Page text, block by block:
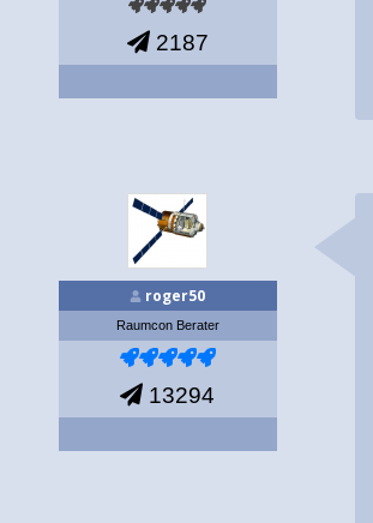
2187
roger50
Raumcon Berater
13294